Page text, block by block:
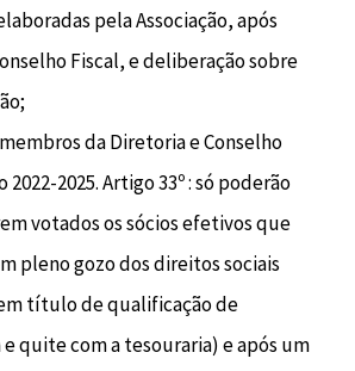
pela Associação, após
Fiscal, e deliberação sobre
da Diretoria e Conselho
2025. Artigo 33º : só poderão
votados os sócios efetivos que
pleno gozo dos direitos sociais
título de qualificação de
quite com a tesouraria) e após um